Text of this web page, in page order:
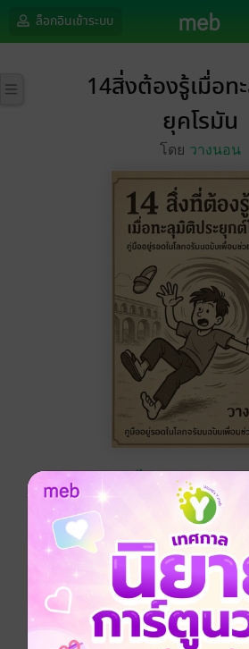
ล็อกอินเข้าระบบ
14สิ่งต้องรู้เมื่อท
ยุคโรมัน
โดย วางนอน
อะไรอร่อย สา
ทดลองอ่าน ซื้
No